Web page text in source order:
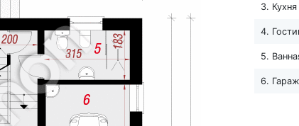
3. Кухня
4.
5.
6. Гараж